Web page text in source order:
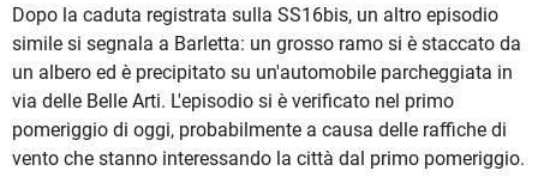
Dopo la caduta registrata sulla SS16bis, un altro episodio
simile si segnala a Barletta: un grosso ramo si è staccato da
un albero ed è precipitato su un'automobile parcheggiata in
via delle Belle Arti. L'episodio si è verificato nel primo
pomeriggio di oggi, probabilmente a causa delle raffiche di
vento che stanno interessando la città dal primo pomeriggio.